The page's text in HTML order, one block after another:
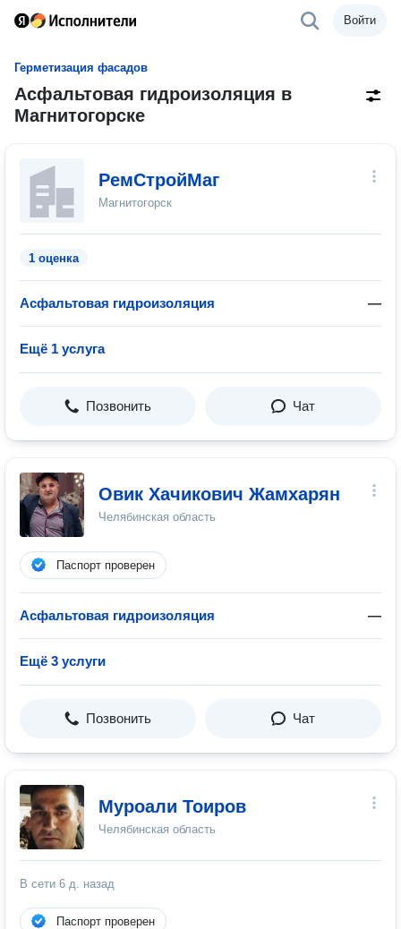
Войти
Герметизация фасадов
Асфальтовая гидроизоляция в
Магнитогорске
РемСтройМаг
Магнитогорск
1 оценка
Асфальтовая гидроизоляция —
Ещё 1 услуга
Позвонить Чат
Овик Хачикович Жамхарян
Челябинская область
Паспорт проверен
Асфальтовая гидроизоляция —
Ещё 3 услуги
Позвонить Чат
Муроали Тоиров
Челябинская область
В сети 6 д. назад
Паспорт проверен